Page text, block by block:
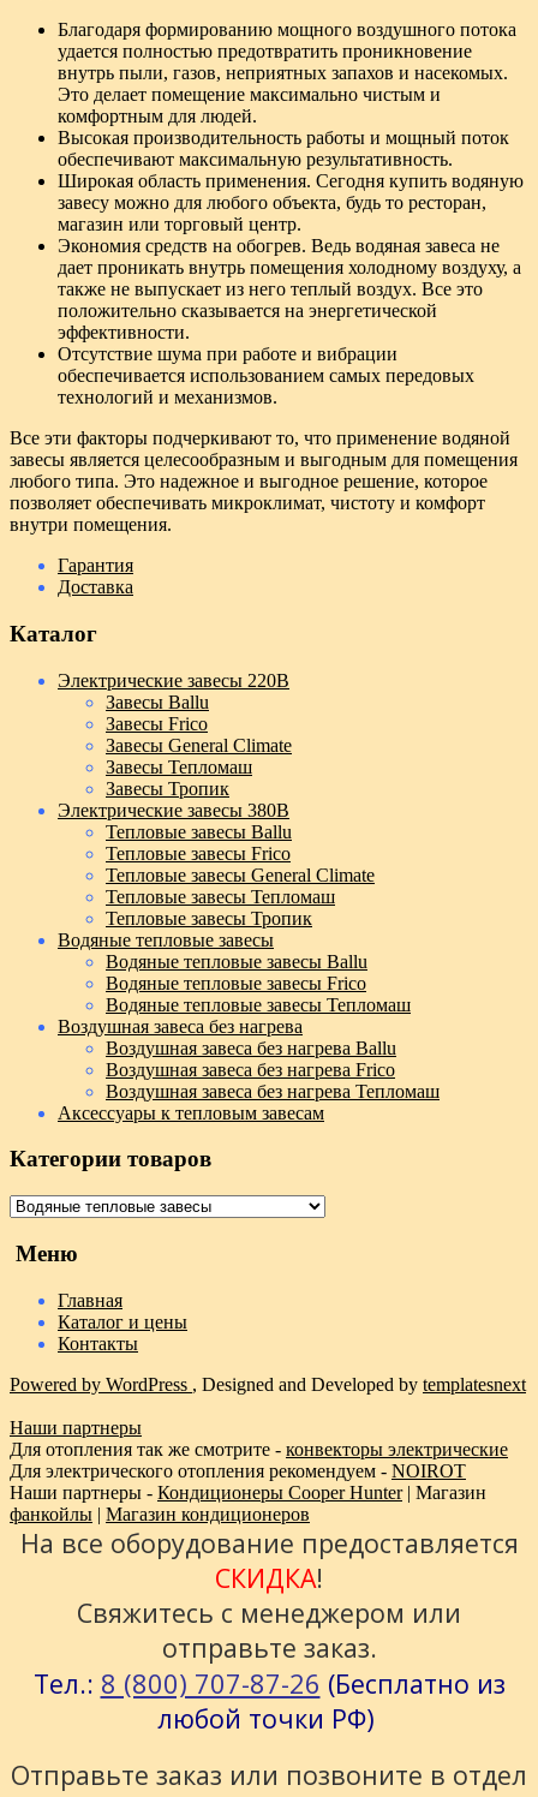
Благодаря формированию мощного воздушного потока
удается полностью предотвратить проникновение
внутрь пыли, газов, неприятных запахов и насекомых.
Это делает помещение максимально чистым и
комфортным для людей.
Высокая производительность работы и мощный поток
обеспечивают максимальную результативность.
Широкая область применения. Сегодня купить водяную
завесу можно для любого объекта, будь то ресторан,
магазин или торговый центр.
Экономия средств на обогрев. Ведь водяная завеса не
дает проникать внутрь помещения холодному воздуху, а
также не выпускает из него теплый воздух. Все это
положительно сказывается на энергетической
эффективности.
Отсутствие шума при работе и вибрации
обеспечивается использованием самых передовых
технологий и механизмов.
Все эти факторы подчеркивают то, что применение водяной
завесы является целесообразным и выгодным для помещения
любого типа. Это надежное и выгодное решение, которое
позволяет обеспечивать микроклимат, чистоту и комфорт
внутри помещения.
Гарантия
Доставка
Каталог
Электрические завесы 220В
Завесы Ballu
Завесы Frico
Завесы General Climate
Завесы Тепломаш
Завесы Тропик
Электрические завесы 380В
Тепловые завесы Ballu
Тепловые завесы Frico
Тепловые завесы General Climate
Тепловые завесы Тепломаш
Тепловые завесы Тропик
Водяные тепловые завесы
Водяные тепловые завесы Ballu
Водяные тепловые завесы Frico
Водяные тепловые завесы Тепломаш
Воздушная завеса без нагрева
Воздушная завеса без нагрева Ballu
Воздушная завеса без нагрева Frico
Воздушная завеса без нагрева Тепломаш
Аксессуары к тепловым завесам
Категории товаров
Меню
Главная
Каталог и цены
Контакты
Powered by WordPress , Designed and Developed by templatesnext
Наши партнеры
Для отопления так же смотрите - конвекторы электрические
Для электрического отопления рекомендуем - NOIROT
Наши партнеры - Кондиционеры Cooper Hunter| Магазин
фанкойлы | Магазин кондиционеров
На все оборудование предоставляется
СКИДКА!
Свяжитесь с менеджером или
отправьте заказ.
Тел.: 8 (800) 707-87-26 (Бесплатно из
любой точки РФ)
Отправьте заказ или позвоните в отдел